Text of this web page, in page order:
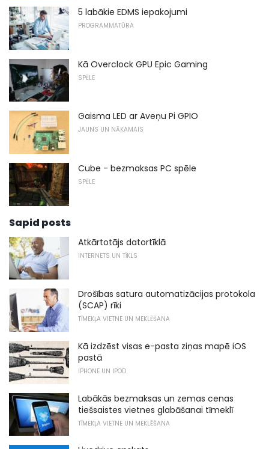
5 labākie EDMS iepakojumi
PROGRAMMATŪRA
Kā Overclock GPU Epic Gaming
SPĒLE
Gaisma LED ar Aveņu Pi GPIO
JAUNS UN NĀKAMAIS
Cube - bezmaksas PC spēle
SPĒLE
Sapid posts
Atkārtotājs datortīklā
INTERNETS UN TĪKLS
Drošības satura automatizācijas protokola
(SCAP) rīki
TĪMEKĻA VIETNE UN MEKLĒŠANA
Kā izdzēst visas e-pasta ziņas mapē iOS
pastā
IPHONE UN IPOD
Labākās bezmaksas un zemas cenas
tiešsaistes vietnes glabāšanai tīmeklī
TĪMEKĻA VIETNE UN MEKLĒŠANA